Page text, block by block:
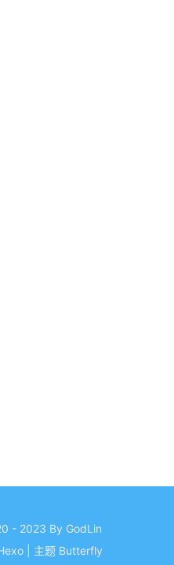
- 2023 By GodLin
主题 Butterfly